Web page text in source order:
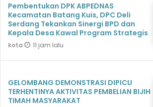
Pembentukan DPK ABPEDNAS
Kecamatan Batang Kuis, DPC Deli
Serdang Tekankan Sinergi BPD dan
Kepala Desa Kawal Program Strategis
kota 11 jam lalu
GELOMBANG DEMONSTRASI DIPICU
TERHENTINYA AKTIVITAS PEMBELIAN BIJIH
TIMAH MASYARAKAT